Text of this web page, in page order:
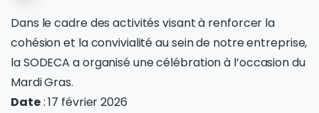
Dans le cadre des activités visant à renforcer la
cohésion et la convivialité au sein de notre entreprise,
la SODECA a organisé une célébration à l’occasion du
Mardi Gras.
Date: 17 février 2026